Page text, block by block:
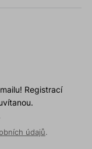
Registrací
údajů.